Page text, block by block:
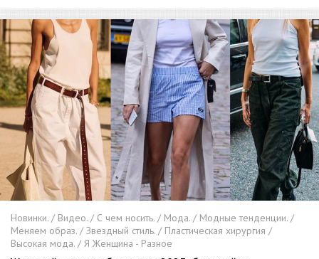
Новинки. / Видео. / С чем носить. / Мода. / Модные тенденции. /
Меняем образ. / Звездный стиль. / Пластическая хирургия /
Высокая мода. / Я Женщина - Разное